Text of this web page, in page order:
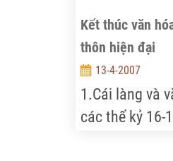
Kết thúc văn
thôn hiện đại
13-4-2007
1.Cái làng và
các thế kỷ 16-